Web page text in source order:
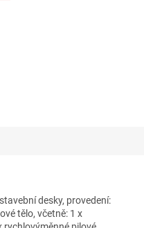
desky, provedení:
tělo, včetně: 1 x